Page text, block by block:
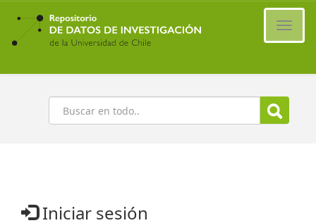
Ir
contenido
principal
Buscar
Iniciar sesión